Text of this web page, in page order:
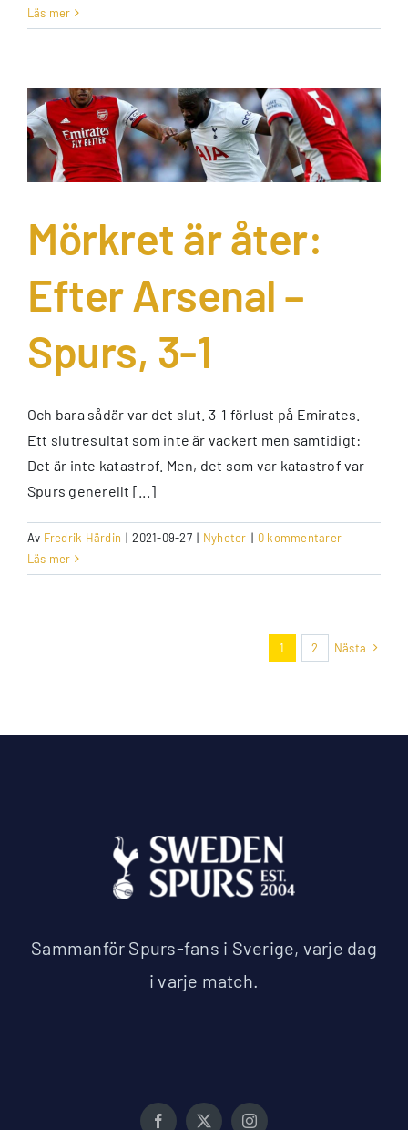
Läs mer
Mörkret är åter:
Efter Arsenal –
Spurs, 3-1
Och bara sådär var det slut. 3-1 förlust på Emirates.
Ett slutresultat som inte är vackert men samtidigt:
Det är inte katastrof. Men, det som var katastrof var
Spurs generellt [...]
Av Fredrik Härdin | 2021-09-27 | Nyheter | 0 kommentarer
Läs mer
1 2 Nästa
Sammanför Spurs-fans i Sverige, varje dag
i varje match.